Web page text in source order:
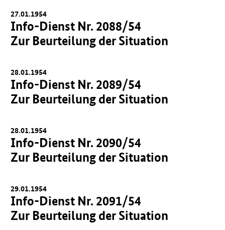
27.01.1954
Info-Dienst Nr. 2088/54
Zur Beurteilung der Situation
28.01.1954
Info-Dienst Nr. 2089/54
Zur Beurteilung der Situation
28.01.1954
Info-Dienst Nr. 2090/54
Zur Beurteilung der Situation
29.01.1954
Info-Dienst Nr. 2091/54
Zur Beurteilung der Situation